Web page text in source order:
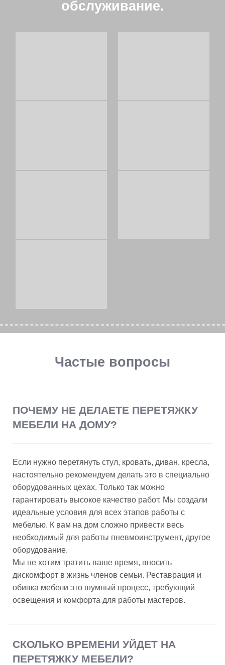
обслуживание.
Частые вопросы
ПОЧЕМУ НЕ ДЕЛАЕТЕ ПЕРЕТЯЖКУ
МЕБЕЛИ НА ДОМУ?
Если нужно перетянуть стул, кровать, диван, кресла,
настоятельно рекомендуем делать это в специально
оборудованных цехах. Только так можно
гарантировать высокое качество работ. Мы создали
идеальные условия для всех этапов работы с
мебелью. К вам на дом сложно привести весь
необходимый для работы пневмоинструмент, другое
оборудование.
Мы не хотим тратить ваше время, вносить
дискомфорт в жизнь членов семьи. Реставрация и
обивка мебели это шумный процесс, требующий
освещения и комфорта для работы мастеров.
СКОЛЬКО ВРЕМЕНИ УЙДЕТ НА
ПЕРЕТЯЖКУ МЕБЕЛИ?